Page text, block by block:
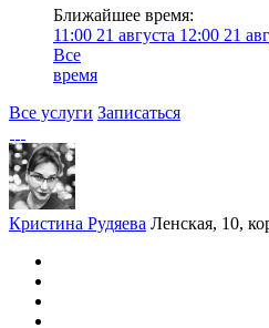
Ближайшее время:
11:00 21 августа 12:00 21
Все
время
Все услуги Записаться
Кристина Рудяева Ленская, 10,